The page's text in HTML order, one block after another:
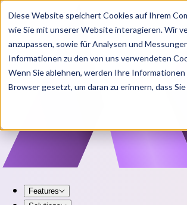
Diese Website speichert Cookies auf Ihrem
wie Sie mit unserer Website interagieren. Wir
anzupassen, sowie für Analysen und
Informationen zu den von uns verwendeten
Wenn Sie ablehnen, werden Ihre
Browser gesetzt, um daran zu erinnern, dass
Features